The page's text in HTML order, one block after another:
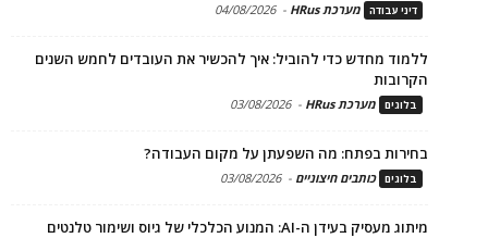
דיני עבודה מערכת HRus -
04/08/2026
ללמוד מחדש כדי להוביל: איך להכשיר את העובדים לחמש השנים
הקרובות
בלוגים מערכת HRus -
03/08/2026
בחירות בפתח: מה השפעתן על מקום העבודה?
בלוגים כותבים חיצוניים -
03/08/2026
מיתוג מעסיק בעידן ה-AI: המנוע הכלכלי של גיוס ושימור טלנטים